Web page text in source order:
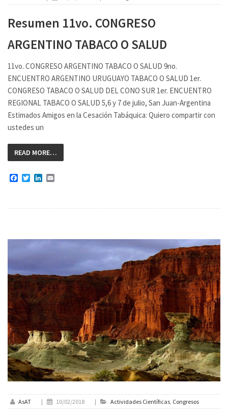
Resumen 11vo. CONGRESO
ARGENTINO TABACO O SALUD
11vo. CONGRESO ARGENTINO TABACO O SALUD 9no.
ENCUENTRO ARGENTINO URUGUAYO TABACO O SALUD 1er.
CONGRESO TABACO O SALUD DEL CONO SUR 1er. ENCUENTRO
REGIONAL TABACO O SALUD 5,6 y 7 de julio, San Juan-Argentina
Estimados Amigos en la Cesación Tabáquica: Quiero compartir con
ustedes un
READ MORE…
Facebook
TwitterLinkedIn
AsAT | 10/02/2018 | Actividades Científicas, Congresos